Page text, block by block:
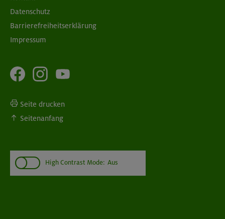
Datenschutz
Barrierefreiheitserklärung
Impressum
Seite drucken
Seitenanfang
High Contrast Mode: Aus